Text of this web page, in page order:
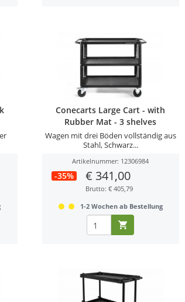
Conecarts Large Cart - with
Rubber Mat - 3 shelves
Wagen mit drei Böden vollständig aus
Stahl, Schwarz...
Artikelnummer: 12306984
-35% € 341,00
Brutto: € 405,79
1-2 Wochen ab Bestellung